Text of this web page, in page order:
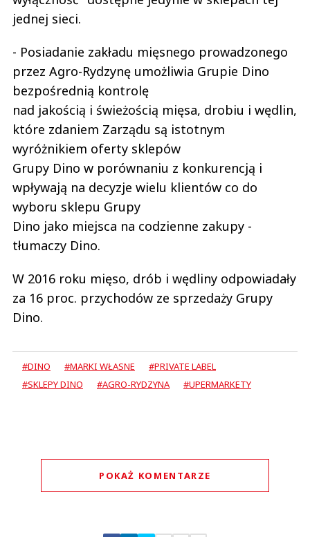
jednej sieci.
- Posiadanie zakładu mięsnego prowadzonego
przez Agro-Rydzynę umożliwia Grupie Dino
bezpośrednią kontrolę
nad jakością i świeżością mięsa, drobiu i wędlin,
które zdaniem Zarządu są istotnym
wyróżnikiem oferty sklepów
Grupy Dino w porównaniu z konkurencją i
wpływają na decyzje wielu klientów co do
wyboru sklepu Grupy
Dino jako miejsca na codzienne zakupy -
tłumaczy Dino.
W 2016 roku mięso, drób i wędliny odpowiadały
za 16 proc. przychodów ze sprzedaży Grupy
Dino.
#DINO #MARKI WŁASNE
#PRIVATE LABEL
#SKLEPY DINO
#AGRO-RYDZYNA #UPERMARKETY
POKAŻ KOMENTARZE